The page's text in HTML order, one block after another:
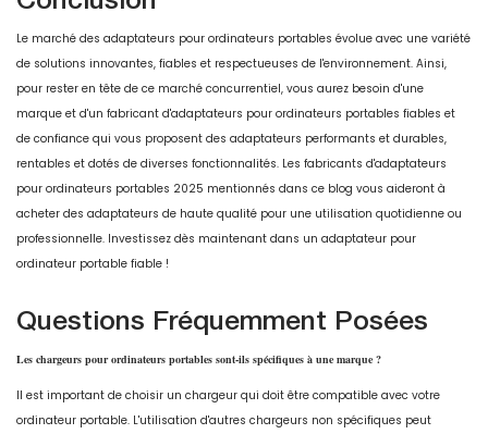
Le marché des adaptateurs pour ordinateurs portables évolue avec une variété
de solutions innovantes, fiables et respectueuses de l'environnement. Ainsi,
pour rester en tête de ce marché concurrentiel, vous aurez besoin d'une
marque et d'un fabricant d'adaptateurs pour ordinateurs portables fiables et
de confiance qui vous proposent des adaptateurs performants et durables,
rentables et dotés de diverses fonctionnalités. Les fabricants d'adaptateurs
pour ordinateurs portables 2025 mentionnés dans ce blog vous aideront à
acheter des adaptateurs de haute qualité pour une utilisation quotidienne ou
professionnelle. Investissez dès maintenant dans un adaptateur pour
ordinateur portable fiable !
Questions Fréquemment Posées
Les chargeurs pour ordinateurs portables sont-ils spécifiques à une marque ?
Il est important de choisir un chargeur qui doit être compatible avec votre
ordinateur portable. L'utilisation d'autres chargeurs non spécifiques peut